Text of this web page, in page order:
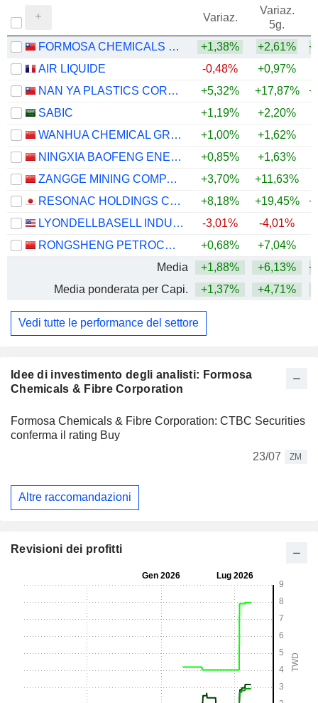
Idee di investimento degli analisti: Formosa
Chemicals & Fibre Corporation
Formosa Chemicals & Fibre Corporation: CTBC Securities
conferma il rating Buy
23/07
ZM
Altre raccomandazioni
Variaz.
Variaz.
5g.
FORMOSA CHEMICALS & FIBRE CORPORATION +1,38% +2,61%
AIR LIQUIDE
-0,48% +0,97%
NAN YA PLASTICS CORPORATION
+5,32% +17,87%
SABIC
+1,19% +2,20%
WANHUA CHEMICAL GROUP CO., LTD.
+1,00% +1,62%
NINGXIA BAOFENG ENERGY GROUP CO., LTD.
+0,85% +1,63%
ZANGGE MINING COMPANY LIMITED
+3,70% +11,63%
RESONAC HOLDINGS CORPORATION
+8,18% +19,45%
LYONDELLBASELL INDUSTRIES N.V.
-3,01% -4,01%
RONGSHENG PETROCHEMICAL CO., LTD.
+0,68% +7,04%
Media
+1,88% +6,13%
Media ponderata per Capi.
+1,37% +4,71%
Vedi tutte le performance del settore
Revisioni dei profitti